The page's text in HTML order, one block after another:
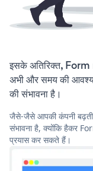
इसके अतिरिक्त,
अभी और समय की
की संभावना है।
जैसे-जैसे आपकी कंपनी बढ़ती
संभावना है, क्योंकि हैकर
प्रयास कर सकते हैं।